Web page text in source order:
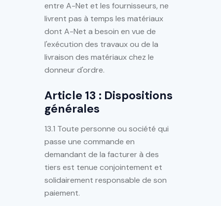
entre A-Net et les fournisseurs, ne
livrent pas à temps les matériaux
dont A-Net a besoin en vue de
l'exécution des travaux ou de la
livraison des matériaux chez le
donneur d'ordre.
Article 13 : Dispositions
générales
13.1 Toute personne ou société qui
passe une commande en
demandant de la facturer à des
tiers est tenue conjointement et
solidairement responsable de son
paiement.